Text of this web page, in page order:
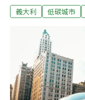
適宜居住的環境。
布2025年禁止汽柴
進了。市長薩拉（
入市中心，使這個
洲城市來說，米蘭
度幾乎是世界衛生組
立方公尺19.7微克。
義大利 低碳城市